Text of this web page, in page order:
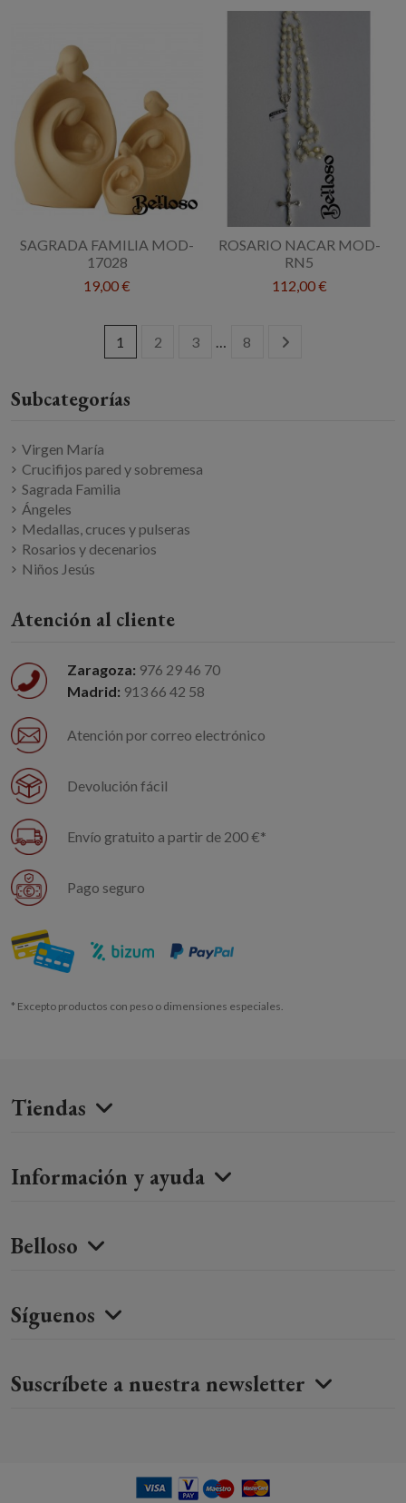
SAGRADA FAMILIA MOD-
17028
19,00 €
ROSARIO NACAR MOD-
RN5
112,00 €
1 2 3 8
Virgen María
Crucifijos pared y sobremesa
Sagrada Familia
Ángeles
Medallas, cruces y pulseras
Rosarios y decenarios
Niños Jesús
Atención al cliente
Zaragoza: 976 29 46 70
Madrid: 913 66 42 58
Atención por correo electrónico
Devolución fácil
Envío gratuito a partir de 200 €*
Pago seguro
* Excepto productos con peso o dimensiones especiales.
Tiendas
Información y ayuda
Belloso
Síguenos
Suscríbete a nuestra newsletter